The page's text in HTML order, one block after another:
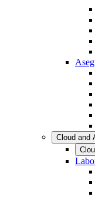
Cloud and